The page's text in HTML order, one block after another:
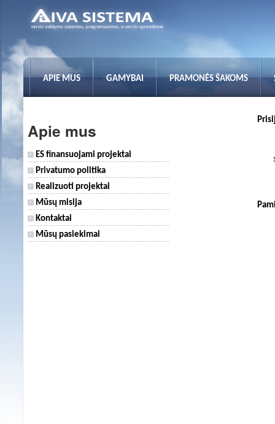
APIE MUS GAMYBAI PRAMONĖS ŠAKOMS
Apie mus
ES finansuojami projektai
Privatumo politika
Realizuoti projektai
Mūsų misija
Kontaktai
Mūsų pasiekimai